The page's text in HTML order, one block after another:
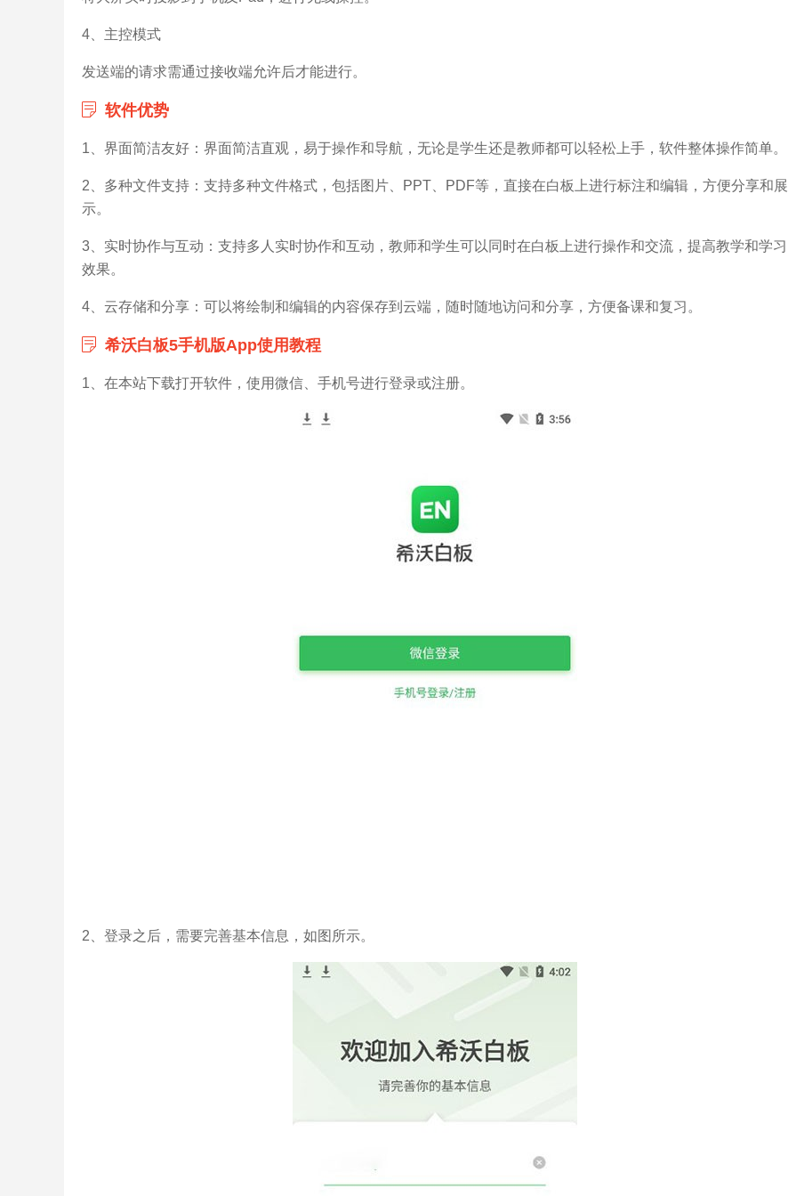
4、主控模式
发送端的请求需通过接收端允许后才能进行。
软件优势
1、界面简洁友好：界面简洁直观，易于操作和导航，无论是学生还是教师都可以轻松上手，软件整体操作简单。
2、多种文件支持：支持多种文件格式，包括图片、PPT、PDF等，直接在白板上进行标注和编辑，方便分享和展
示。
3、实时协作与互动：支持多人实时协作和互动，教师和学生可以同时在白板上进行操作和交流，提高教学和学习
效果。
4、云存储和分享：可以将绘制和编辑的内容保存到云端，随时随地访问和分享，方便备课和复习。
希沃白板5手机版App使用教程
1、在本站下载打开软件，使用微信、手机号进行登录或注册。
2、登录之后，需要完善基本信息，如图所示。